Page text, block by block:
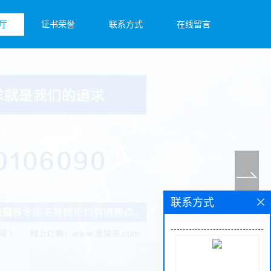
证书荣誉 联系方式 在线留言
联系方式